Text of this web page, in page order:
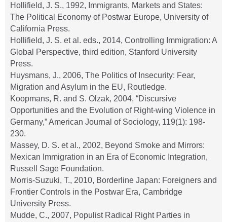
Hollifield, J. S., 1992, Immigrants, Markets and States:
The Political Economy of Postwar Europe, University of
California Press.
Hollifield, J. S. et al. eds., 2014, Controlling Immigration: A
Global Perspective, third edition, Stanford University
Press.
Huysmans, J., 2006, The Politics of Insecurity: Fear,
Migration and Asylum in the EU, Routledge.
Koopmans, R. and S. Olzak, 2004, “Discursive
Opportunities and the Evolution of Right-wing Violence in
Germany,” American Journal of Sociology, 119(1): 198-
230.
Massey, D. S. et al., 2002, Beyond Smoke and Mirrors:
Mexican Immigration in an Era of Economic Integration,
Russell Sage Foundation.
Morris-Suzuki, T., 2010, Borderline Japan: Foreigners and
Frontier Controls in the Postwar Era, Cambridge
University Press.
Mudde, C., 2007, Populist Radical Right Parties in